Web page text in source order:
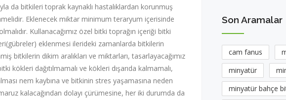
da bitkileri toprak kaynaklı hastalıklardan korunmuş
Eklenecek miktar minimum teraryum içerisinde
Kullanacağımız özel bitki toprağın içeriği bitki
eklenmesi ilerideki zamanlarda bitkilerin
bitkilerin dikim aralıkları ve miktarları, tasarlayacağımız
kökleri dağıtılmamalı ve kökleri dışarıda kalmamalı,
nem kaybına ve bitkinin stres yaşamasına neden
kalacağından dolayı çürümesine, her iki durumda da
Son Aramalar
cam fanus
minyatür
minyatür bahçe